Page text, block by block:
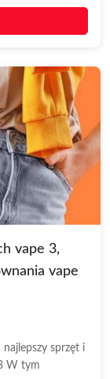
vape 3,
vape
sprzęt i
W tym